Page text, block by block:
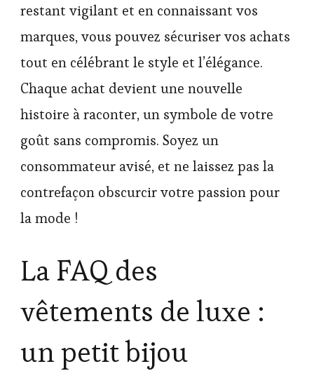
restant vigilant et en connaissant vos
marques, vous pouvez sécuriser vos achats
tout en célébrant le style et l’élégance.
Chaque achat devient une nouvelle
histoire à raconter, un symbole de votre
goût sans compromis. Soyez un
consommateur avisé, et ne laissez pas la
contrefaçon obscurcir votre passion pour
la mode !
La FAQ des
vêtements de luxe :
un petit bijou